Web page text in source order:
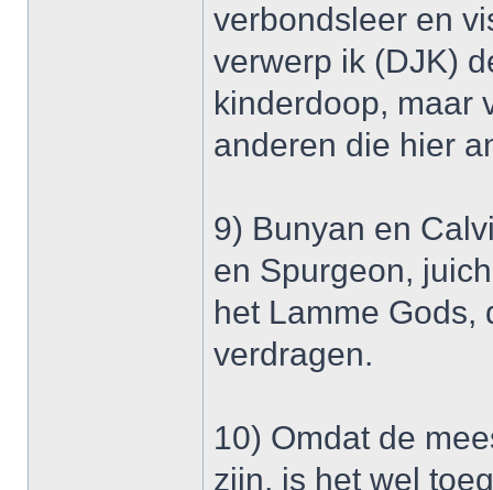
verbondsleer en
verwerp ik (DJK)
kinderdoop, maar
anderen die hier
9) Bunyan en
en Spurgeon,
het Lamme Gods,
verdragen.
10) Omdat de
zijn, is het wel